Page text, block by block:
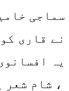
سماجی
نے قاری
یہ
، شام شعر